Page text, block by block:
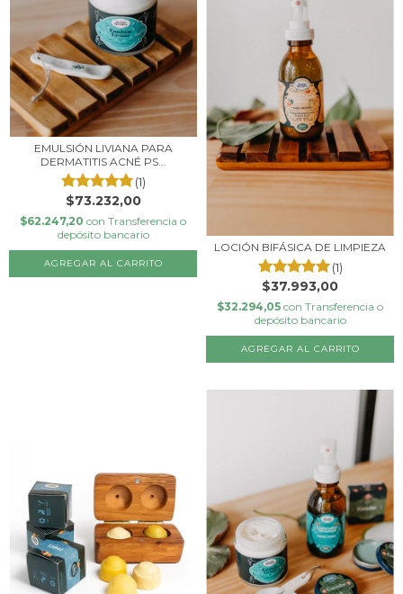
EMULSIÓN LIVIANA PARA
DERMATITIS ACNÉ PS...
(1)
$73.232,00
$62.247,20 con Transferencia o
depósito bancario
LOCIÓN BIFÁSICA DE LIMPIEZA
(1)
$37.993,00
$32.294,05 con Transferencia o
depósito bancario